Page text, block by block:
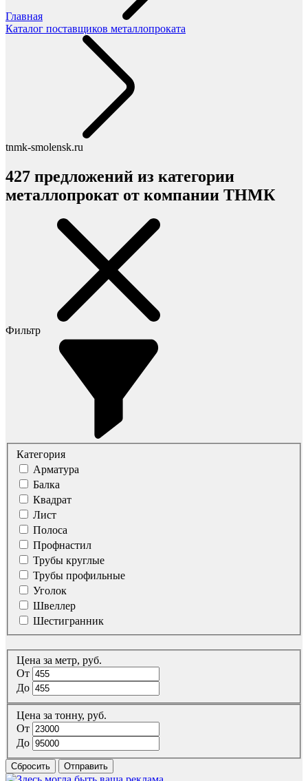
Главная
Каталог поставщиков металлопроката
tnmk-smolensk.ru
427 предложений из категории
металлопрокат от компании ТНМК
Фильтр
Категория
Арматура
Балка
Квадрат
Лист
Полоса
Профнастил
Трубы круглые
Трубы профильные
Уголок
Швеллер
Шестигранник
Цена за метр, руб.
От
До
Цена за тонну, руб.
От
До
Сбросить Отправить